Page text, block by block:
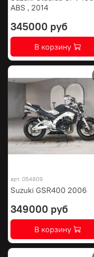
ABS , 2014
345000 руб
В корзину
арт. 054809
Suzuki GSR400 2006
349000 руб
В корзину